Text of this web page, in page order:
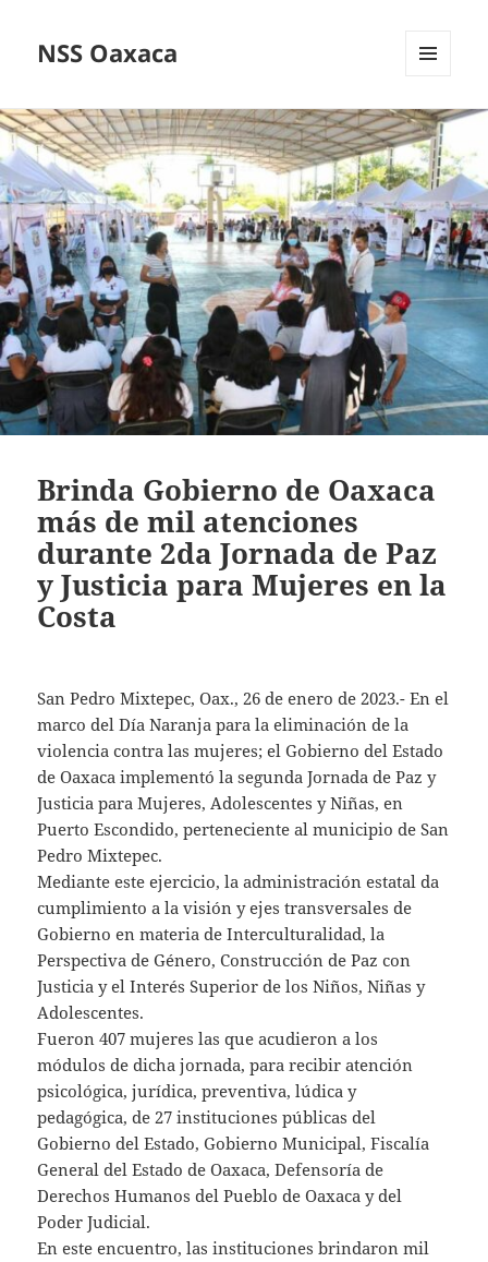
NSS Oaxaca
WIDGETS
Brinda Gobierno de Oaxaca
más de mil atenciones
durante 2da Jornada de Paz
y Justicia para Mujeres en la
Costa
San Pedro Mixtepec, Oax., 26 de enero de 2023.- En el
marco del Día Naranja para la eliminación de la
violencia contra las mujeres; el Gobierno del Estado
de Oaxaca implementó la segunda Jornada de Paz y
Justicia para Mujeres, Adolescentes y Niñas, en
Puerto Escondido, perteneciente al municipio de San
Pedro Mixtepec.
Mediante este ejercicio, la administración estatal da
cumplimiento a la visión y ejes transversales de
Gobierno en materia de Interculturalidad, la
Perspectiva de Género, Construcción de Paz con
Justicia y el Interés Superior de los Niños, Niñas y
Adolescentes.
Fueron 407 mujeres las que acudieron a los
módulos de dicha jornada, para recibir atención
psicológica, jurídica, preventiva, lúdica y
pedagógica, de 27 instituciones públicas del
Gobierno del Estado, Gobierno Municipal, Fiscalía
General del Estado de Oaxaca, Defensoría de
Derechos Humanos del Pueblo de Oaxaca y del
Poder Judicial.
En este encuentro, las instituciones brindaron mil